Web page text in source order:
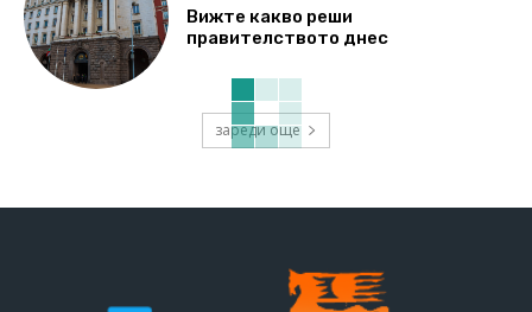
Вижте какво реши
правителството днес
зареди още